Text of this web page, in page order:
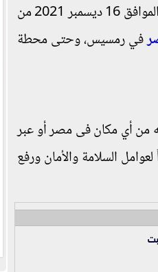
المكيفة والروسية العادية اليوم الخميس الموافق 16 ديسمبر 2021 من
في رمسيس، وحتى محطة
من أي مكان فى مصر أو عبر
السلامة والأمان ورفع